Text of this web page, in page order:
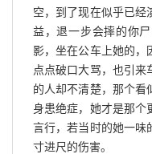
空，到了现在似乎已经
益，退一步会摔的你
影，坐在公车上她的，
点点破口大骂，也引
的人却不清楚，那个看
身患绝症，她才是那个
言行，若当时的她一味
寸进尺的伤害。